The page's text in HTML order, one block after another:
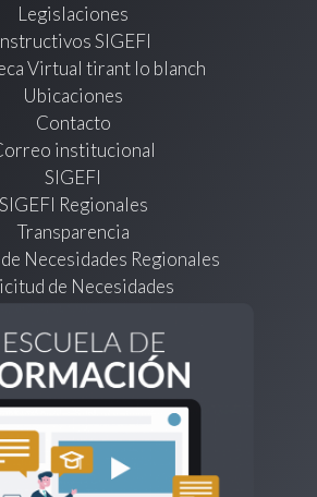
Legislaciones
SIGEFI
Virtual tirant lo blanch
Ubicaciones
Contacto
institucional
SIGEFI
SIGEFI Regionales
Transparencia
Necesidades Regionales
de Necesidades